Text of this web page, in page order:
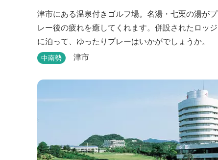
津市にある温泉付きゴルフ場。名湯・七栗の湯がプ
レー後の疲れを癒してくれます。併設されたロッジ
に泊って、ゆったりプレーはいかがでしょうか。
中南勢 津市